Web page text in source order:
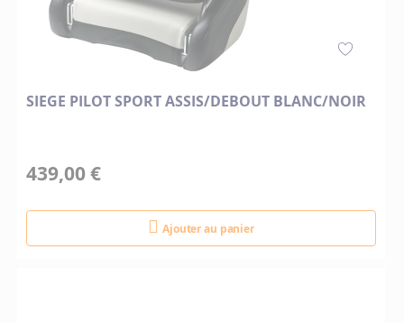
SIEGE PILOT SPORT ASSIS/DEBOUT BLANC/NOIR
439,00 €
Ajouter au panier